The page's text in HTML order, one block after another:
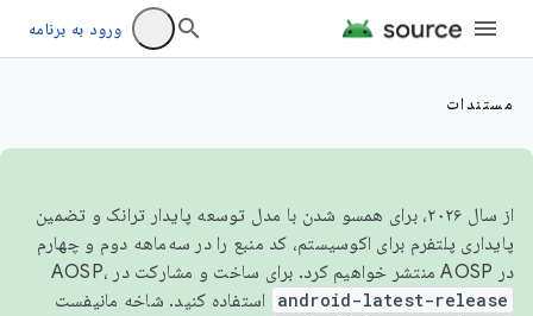
ورود به برنامه
مستندات
از سال ۲۰۲۶، برای همسو شدن با مدل توسعه پایدار ترانک و تضمین
پایداری پلتفرم برای اکوسیستم، کد منبع را در سه‌ماهه دوم و چهارم
در AOSP منتشر خواهیم کرد. برای ساخت و مشارکت در AOSP،
android-latest-release استفاده کنید. شاخه مانیفست